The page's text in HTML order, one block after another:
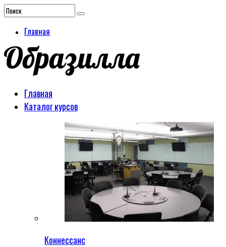
Главная
Главная
Каталог курсов
Коннессанс